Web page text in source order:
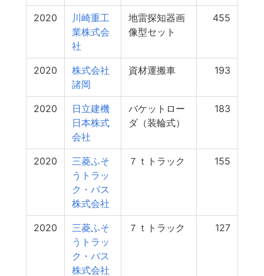
2020
川崎重工
業株式会
社
地雷探知器画
像型セット
455
2020
株式会社
諸岡
資材運搬車 193
2020
日立建機
日本株式
会社
バケットロー
ダ（装輪式）
183
2020
三菱ふそ
うトラッ
ク・バス
株式会社
７ｔトラック 155
2020
三菱ふそ
うトラッ
ク・バス
株式会社
７ｔトラック 127